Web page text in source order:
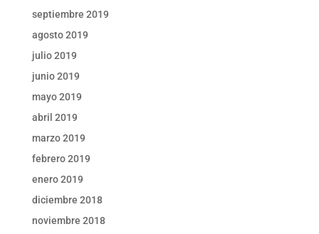
septiembre 2019
agosto 2019
julio 2019
junio 2019
mayo 2019
abril 2019
marzo 2019
febrero 2019
enero 2019
diciembre 2018
noviembre 2018